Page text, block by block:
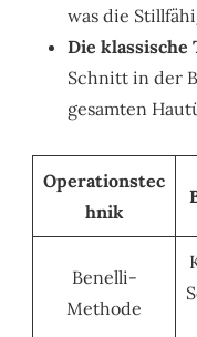
was die
Die klassische
Schnitt in der
gesamten
Operationstec
hnik
Benelli-
Methode